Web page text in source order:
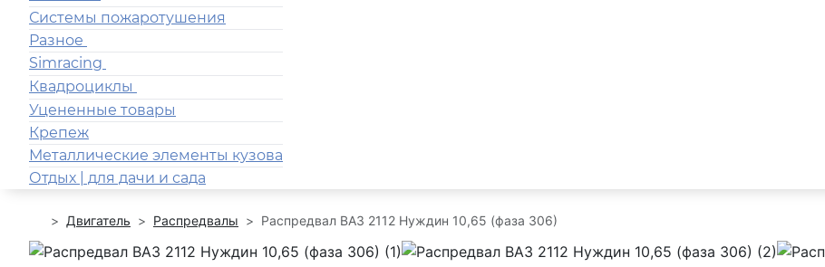
Системы пожаротушения
Разное
Simracing
Квадроциклы
Уцененные товары
Крепеж
Металлические элементы кузова
Отдых | для дачи и сада
Двигатель Распредвалы Распредвал ВАЗ 2112 Нуждин 10,65 (фаза 306)